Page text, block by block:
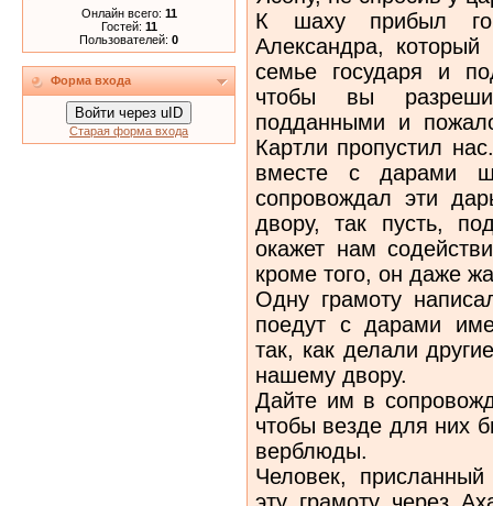
Онлайн всего: 11
Гостей: 11
Пользователей: 0
Форма входа
Войти через uID
Старая форма входа
К шаху прибыл
Александра,
семье государя и
чтобы вы
подданными и
Картли пропустил
вместе с дарами
сопровождал эти
двору, так пусть,
окажет нам
кроме того, он даже
Одну грамоту
поедут с дарами
так, как делали
нашему двору.
Дайте им в
чтобы везде для них
верблюды.
Человек,